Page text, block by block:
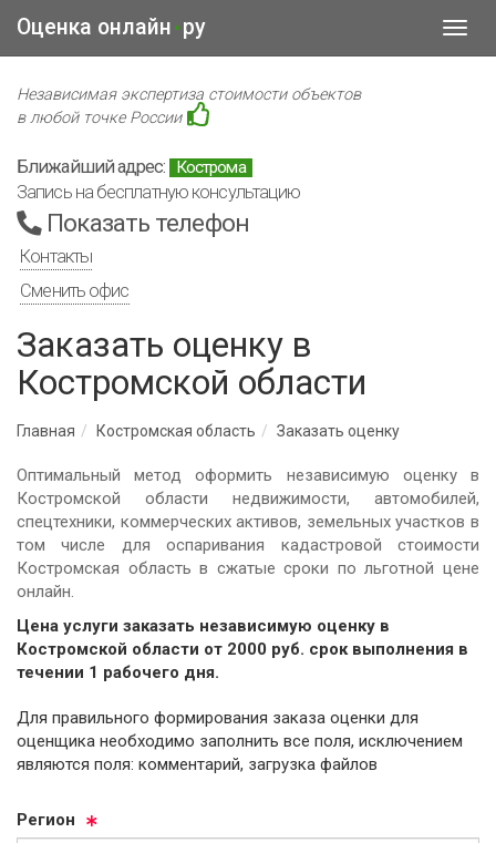
Оценка онлайн • ру
Независимая экспертиза стоимости объектов
в любой точке России
Ближайший адрес: Кострома
Запись на бесплатную консультацию
Показать телефон
Контакты
Сменить офис
Заказать оценку в
Костромской области
Главная Костромская область Заказать оценку
Оптимальный метод оформить независимую оценку в
Костромской области недвижимости, автомобилей,
спецтехники, коммерческих активов, земельных участков в
том числе для оспаривания кадастровой стоимости
Костромская область в сжатые сроки по льготной цене
онлайн.
Цена услуги заказать независимую оценку в
Костромской области от 2000 руб. cрок выполнения в
течении 1 рабочего дня.
Для правильного формирования заказа оценки для
оценщика необходимо заполнить все поля, исключением
являются поля: комментарий, загрузка файлов
Ре­ги­он